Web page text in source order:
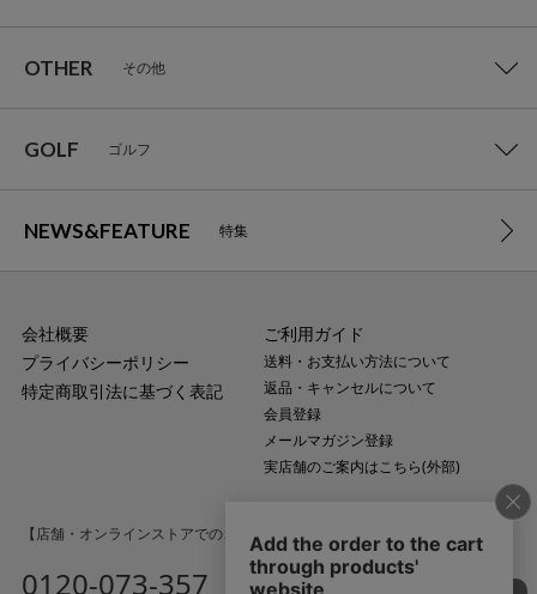
OTHER その他
GOLF ゴルフ
NEWS&FEATURE 特集
会社概要
プライバシーポリシー
特定商取引法に基づく表記
ご利用ガイド
送料・お支払い方法について
返品・キャンセルについて
会員登録
メールマガジン登録
実店舗のご案内はこちら(外部)
【店舗・オンラインストアでのご購入に関するお問い合わせ】
0120-073-357 MAIL